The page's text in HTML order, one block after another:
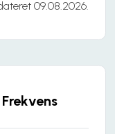
09.08.2026.
Frekvens